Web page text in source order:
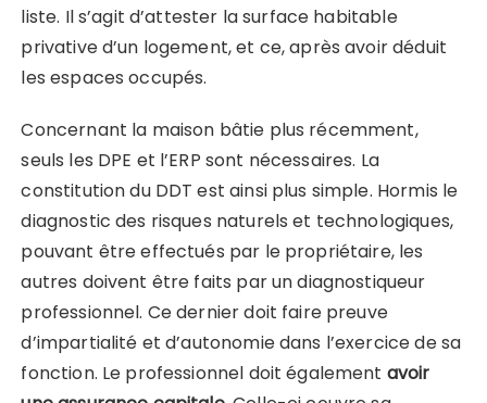
liste. Il s’agit d’attester la surface habitable
privative d’un logement, et ce, après avoir déduit
les espaces occupés.
Concernant la maison bâtie plus récemment,
seuls les DPE et l’ERP sont nécessaires. La
constitution du DDT est ainsi plus simple. Hormis le
diagnostic des risques naturels et technologiques,
pouvant être effectués par le propriétaire, les
autres doivent être faits par un diagnostiqueur
professionnel. Ce dernier doit faire preuve
d’impartialité et d’autonomie dans l’exercice de sa
fonction. Le professionnel doit également avoir